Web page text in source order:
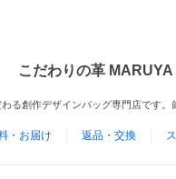
こだわりの革
る創作デザインバッグ専門店です。
・お届け 返品・交換